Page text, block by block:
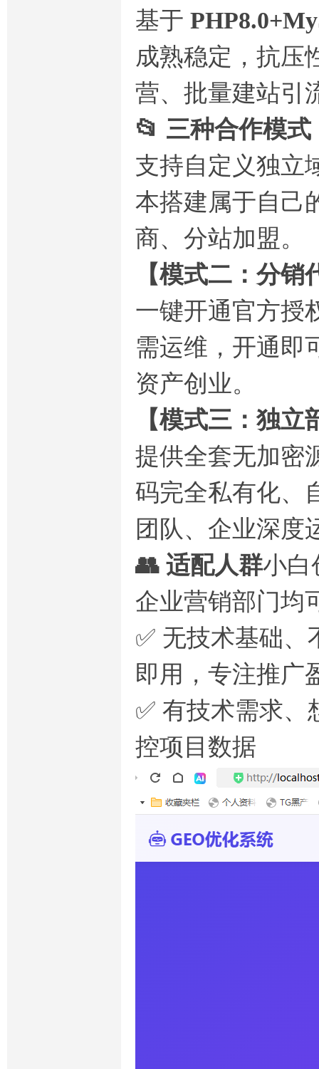
基于
成熟稳定，抗压
营、批量建站引
📂 三种合作模式
支持自定义独立
本搭建属于自己
商、分站加盟。
【模式二：分销
一键开通官方授
需运维，开通即
资产创业。
【模式三：独立
提供全套无加密
码完全私有化、
团队、企业深度
👥 适配人群小白
企业营销部门均
✅ 无技术基础
即用，专注推广
✅ 有技术需求
控项目数据